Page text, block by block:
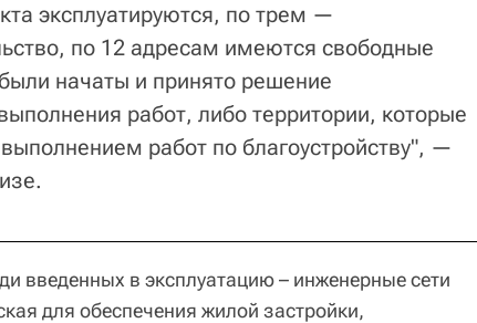
эксплуатируются, по трем —
по 12 адресам имеются свободные
начаты и принято решение
работ, либо территории, которые
работ по благоустройству", —
введенных в эксплуатацию – инженерные сети
для обеспечения жилой застройки,